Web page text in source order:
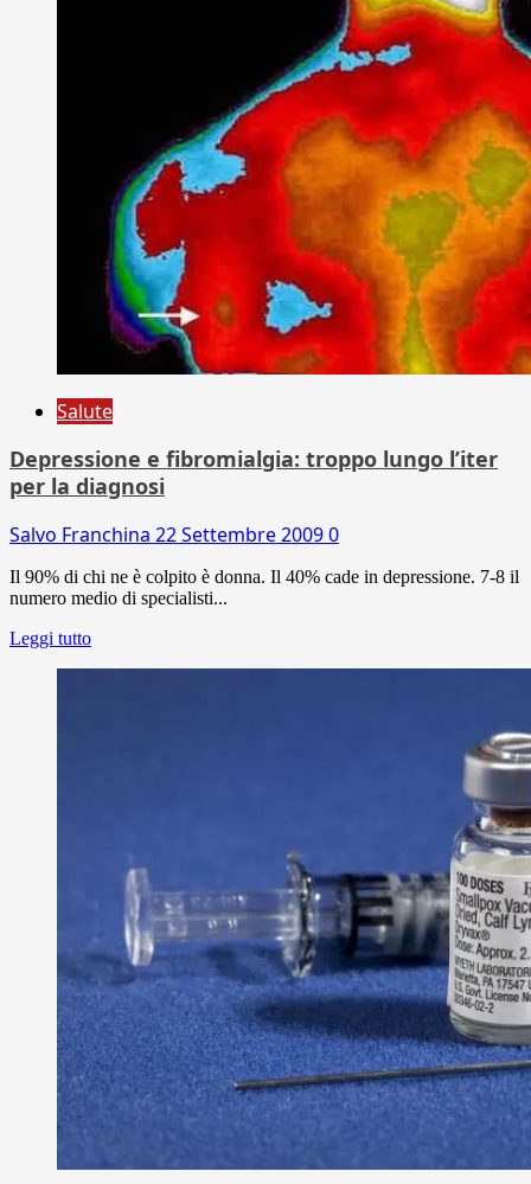
Salute
Depressione e fibromialgia: troppo lungo l’iter
per la diagnosi
Salvo Franchina 22 Settembre 20090
Il 90% di chi ne è colpito è donna. Il 40% cade in depressione. 7-8 il
numero medio di specialisti...
Leggi tutto